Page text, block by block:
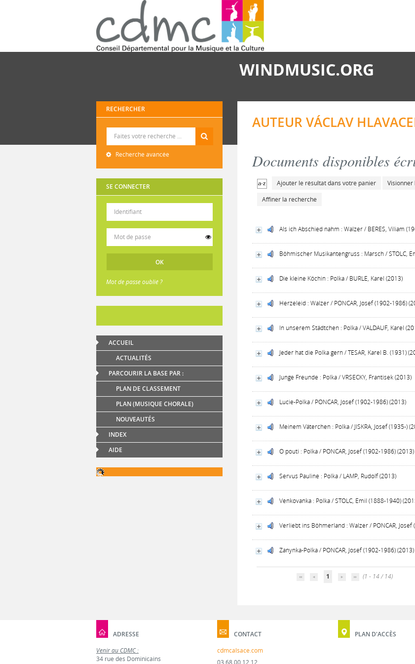
WINDMUSIC.ORG
RECHERCHER
Recherche avancée
SE CONNECTER
Mot de passe oublié ?
ACCUEIL
ACTUALITÉS
PARCOURIR LA BASE PAR :
PLAN DE CLASSEMENT
PLAN (MUSIQUE CHORALE)
NOUVEAUTÉS
INDEX
AIDE
AUTEUR VÁCLAV
Documents disponibles
Ajouter le résultat dans votre panier
Visionner
Affiner la recherche
Als ich Abschied nahm : Walzer / BERES, Viliam
Böhmischer Musikantengruss : Marsch / STOLC,
Die kleine Köchin : Polka / BURLE, Karel (2013)
Herzeleid : Walzer / PONCAR, Josef (1902-1986)
In unserem Städtchen : Polka / VALDAUF, Karel
Jeder hat die Polka gern / TESAR, Karel B. (1931)
Junge Freunde : Polka / VRSECKY, Frantisek (2013)
Lucie-Polka / PONCAR, Josef (1902-1986) (2013)
Meinem Väterchen : Polka / JISKRA, Josef (1935-)
O pouti : Polka / PONCAR, Josef (1902-1986) (2013)
Servus Pauline : Polka / LAMP, Rudolf (2013)
Venkovanka : Polka / STOLC, Emil (1888-1940)
Verliebt ins Böhmerland : Walzer / PONCAR, Josef
Zanynka-Polka / PONCAR, Josef (1902-1986) (2013)
1 (1 - 14 / 14)
ADRESSE
Venir au CDMC :
34 rue des Dominicains
CONTACT
cdmcalsace.com
03 68 00 12 12
PLAN D'ACCÈS